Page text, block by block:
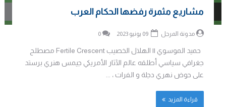
مشاريع مثمرة رفضها الحكام العرب
مدونة المرجل 0
حميد الموسوي || الهلال الخصيب Fertile Crescent مصطلح
جغرافي سياسي أطلقه عالم الآثار الأمريكي جيمس هنري برستد
على حوض نهري دجلة و الفرات ، ...
قراءة المزيد